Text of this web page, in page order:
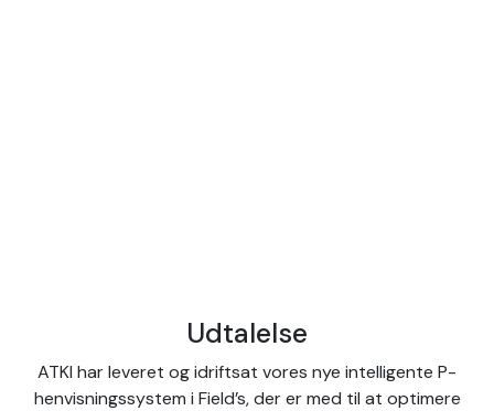
Udtalelse
ATKI har leveret og idriftsat vores nye intelligente P-
henvisningssystem i Field’s, der er med til at optimere